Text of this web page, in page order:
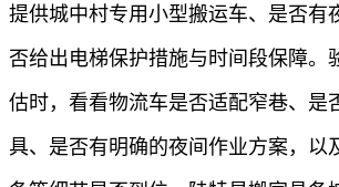
提供城中村专用小型搬运车、是否有
否给出电梯保护措施与时间段保障。
估时，看看物流车是否适配窄巷、是
具、是否有明确的夜间作业方案，以